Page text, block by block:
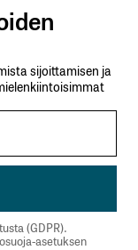
sijoittamisen ja
(GDPR).
asetuksen